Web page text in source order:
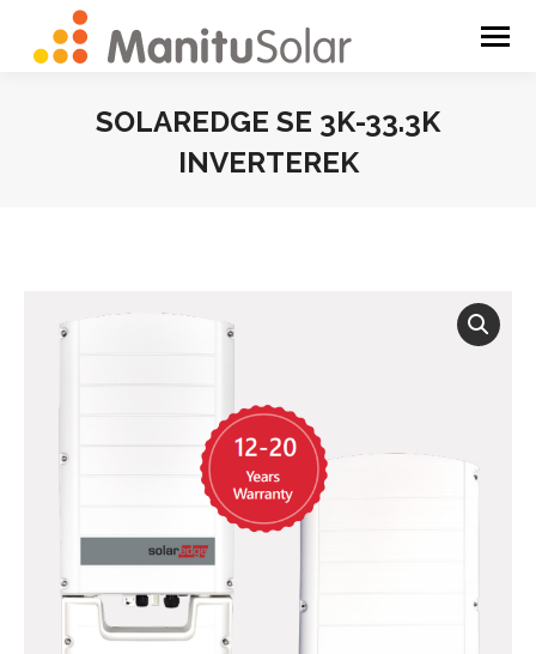
SOLAREDGE SE 3K-33.3K
INVERTEREK